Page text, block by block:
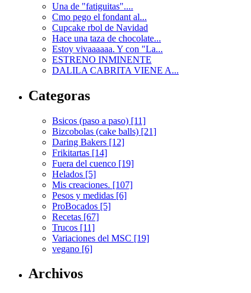
Una de "fatiguitas"....
Cmo pego el fondant al...
Cupcake rbol de Navidad
Hace una taza de chocolate...
Estoy vivaaaaaa. Y con "La...
ESTRENO INMINENTE
DALILA CABRITA VIENE A...
Categoras
Bsicos (paso a paso) [11]
Bizcobolas (cake balls) [21]
Daring Bakers [12]
Frikitartas [14]
Fuera del cuenco [19]
Helados [5]
Mis creaciones. [107]
Pesos y medidas [6]
ProBocados [5]
Recetas [67]
Trucos [11]
Variaciones del MSC [19]
vegano [6]
Archivos